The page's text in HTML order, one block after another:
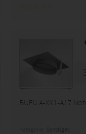
BUFÜ A-XX1-A17
Sonstiges